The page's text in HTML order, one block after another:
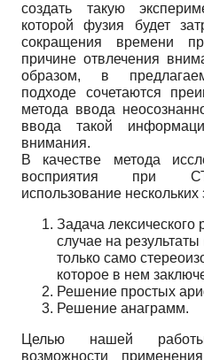
создать такую
которой фузия будет
сокращения времени
причине отвлече­ния
образом, в
подходе сочетаются
метода ввода
ввода такой
внимания.
В качестве метода
восприятия при
использование нескольких
Задача
случае на
только само
которое в нем
Решение простых
Решение анаграмм.
Целью нашей
возможности